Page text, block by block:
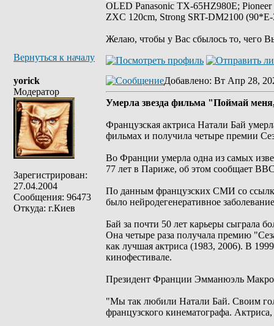
OLED Panasonic TX-65HZ980E;
ZXC 120cm, Strong SRT-DM2100
Желаю, чтобы у Вас сбылось то, чего
Вернуться к началу
yorick
Модератор
Зарегистрирован:
27.04.2004
Сообщения: 96473
Откуда: г.Киев
Добавлено: Вт Апр 28,
Умерла звезда фильма "Поймай
Французская актриса Натали Бай
фильмах и получила четыре премии
Во Франции умерла одна из самых
77 лет в Париже, об этом сообщает
По данным французских СМИ со
было нейродегенеративное
Бай за почти 50 лет карьеры сыграла
Она четыре раза получала премию
как лучшая актриса (1983, 2006). В
кинофестивале.
Президент Франции Эмманюэль
"Мы так любили Натали Бай. Своим
французского кинематографа.